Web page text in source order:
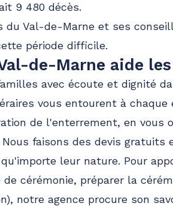
9 480 décès.
du Val-de-Marne et ses
période difficile.
de-Marne aide
avec écoute et dignité
vous entourent à chaque
de l'enterrement, en vous
faisons des devis gratuits
leur nature. Pour
cérémonie, préparer la
notre agence procure son